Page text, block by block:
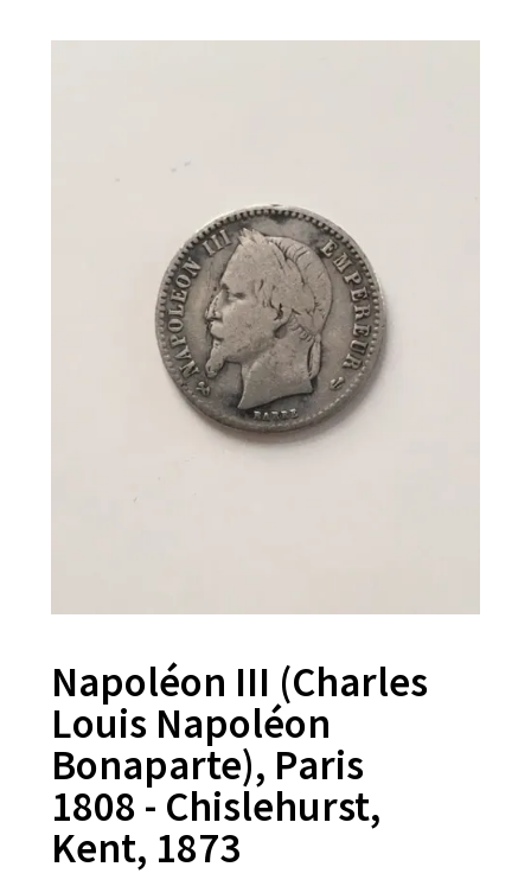
Napoléon III (Charles
Louis Napoléon
Bonaparte), Paris
1808 - Chislehurst,
Kent, 1873